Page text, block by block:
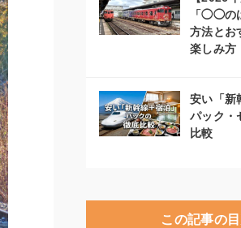
「◯◯の
方法とお
楽しみ方
安い「新
パック・
比較
この記事の